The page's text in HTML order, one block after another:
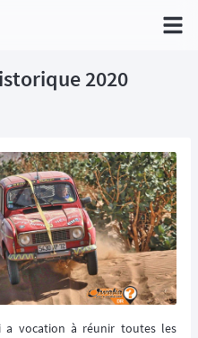
2020
vocation à réunir toutes les